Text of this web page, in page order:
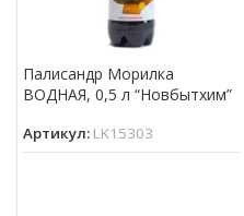
Палисандр Морилка
ВОДНАЯ, 0,5 л “Новбытхим”
Артикул: LK15303